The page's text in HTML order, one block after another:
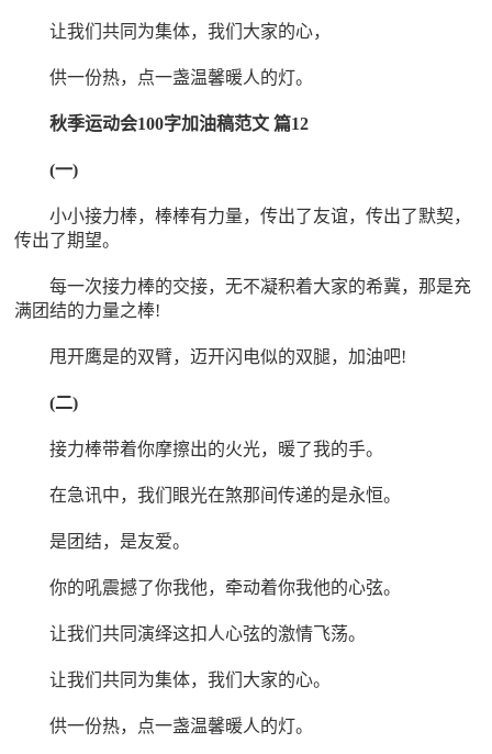
让我们共同为集体，我们大家的心，
供一份热，点一盏温馨暖人的灯。
秋季运动会100字加油稿范文 篇12
(一)
小小接力棒，棒棒有力量，传出了友谊，传出了默契，
传出了期望。
每一次接力棒的交接，无不凝积着大家的希冀，那是充
满团结的力量之棒!
甩开鹰是的双臂，迈开闪电似的双腿，加油吧!
(二)
接力棒带着你摩擦出的火光，暖了我的手。
在急讯中，我们眼光在煞那间传递的是永恒。
是团结，是友爱。
你的吼震撼了你我他，牵动着你我他的心弦。
让我们共同演绎这扣人心弦的激情飞荡。
让我们共同为集体，我们大家的心。
供一份热，点一盏温馨暖人的灯。